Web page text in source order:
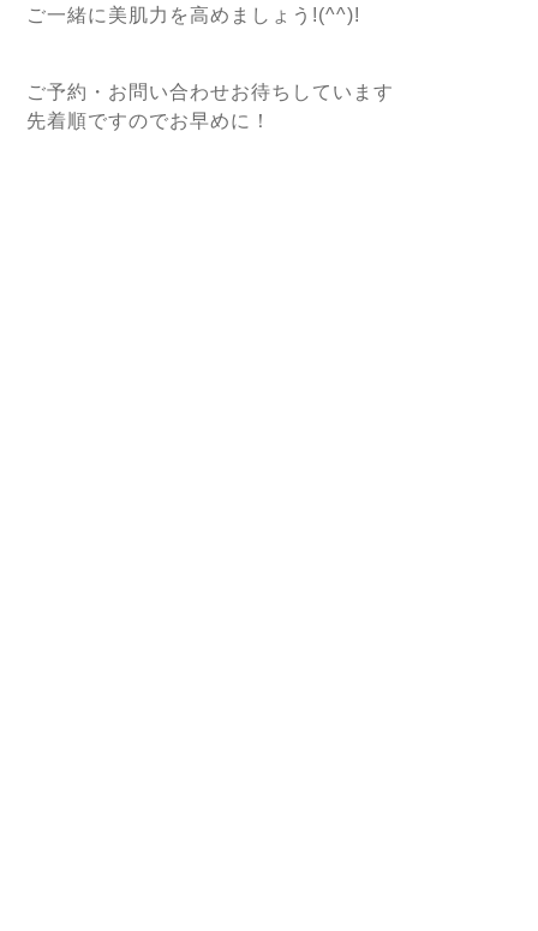
ご一緒に美肌力を高めましょう!(^^)!
ご予約・お問い合わせお待ちしています
先着順ですのでお早めに！